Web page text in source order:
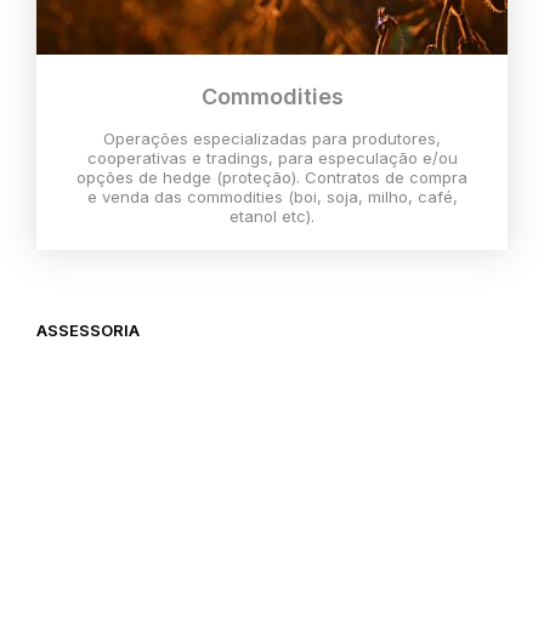
Commodities
Operações especializadas para produtores,
cooperativas e tradings, para especulação e/ou
opções de hedge (proteção). Contratos de compra
e venda das commodities (boi, soja, milho, café,
etanol etc).
ASSESSORIA